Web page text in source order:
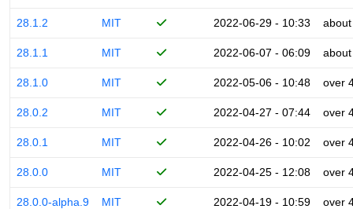
28.1.2 MIT 2022-06-29 - 10:33
28.1.1 MIT 2022-06-07 - 06:09
28.1.0 MIT 2022-05-06 - 10:48 over
28.0.2 MIT 2022-04-27 - 07:44 over
28.0.1 MIT 2022-04-26 - 10:02 over
28.0.0 MIT 2022-04-25 - 12:08 over
28.0.0-alpha.9 MIT 2022-04-19 - 10:59 over